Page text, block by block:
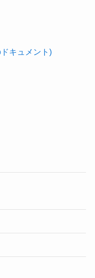
キュメント)